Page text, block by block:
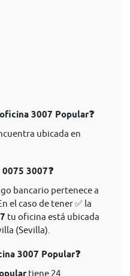
3007 Popular❓
ubicada en
3007❓
bancario pertenece a
el caso de tener ✅ la
tu oficina está ubicada
(Sevilla).
3007 Popular❓
tiene 24